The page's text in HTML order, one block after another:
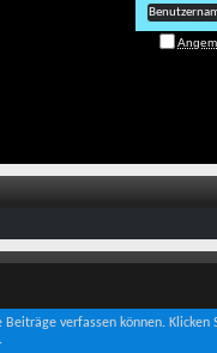
Beiträge verfassen können.